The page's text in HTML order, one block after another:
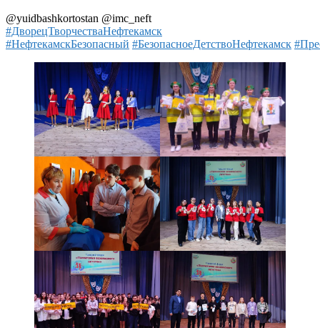
@yuidbashkortostan @imc_neft
#ДворецТворчестваНефтекамск
#НефтекамскБезопасный #БезопасноеДетствоНефтекамск